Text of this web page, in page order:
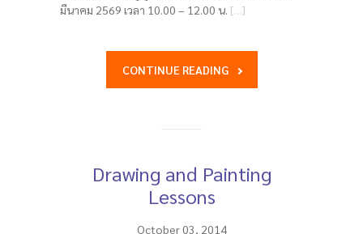
มีนาคม 2569 เวลา 10.00 – 12.00 น. […]
CONTINUE READING
Drawing and Painting
Lessons
October 03, 2014